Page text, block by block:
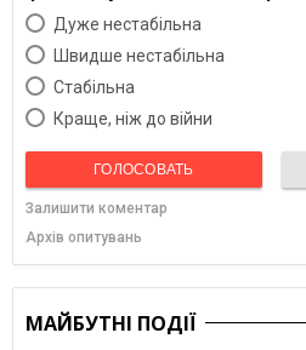
Дуже нестабільна
Швидше нестабільна
Cтабільна
Краще, ніж до війни
ГОЛОСОВАТЬ
Залишити коментар
Архів опитувань
МАЙБУТНІ ПОДІЇ